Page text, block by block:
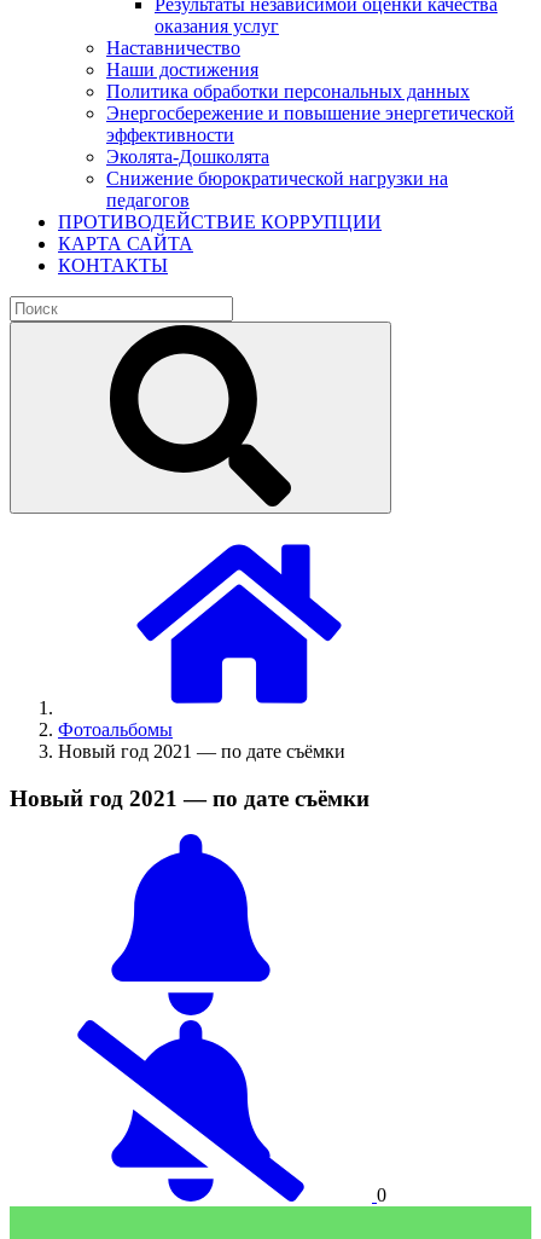
Результаты независимой оценки качества
оказания услуг
Наставничество
Наши достижения
Политика обработки персональных данных
Энергосбережение и повышение энергетической
эффективности
Эколята-Дошколята
Снижение бюрократической нагрузки на
педагогов
ПРОТИВОДЕЙСТВИЕ КОРРУПЦИИ
КАРТА САЙТА
КОНТАКТЫ
Фотоальбомы
Новый год 2021 — по дате съёмки
Новый год 2021 — по дате съёмки
0